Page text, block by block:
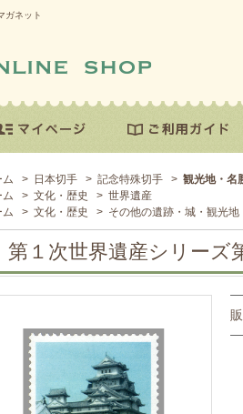
ガネット
ム > 日本切手 > 記念特殊切手 > 観光地・名
ム
> 文化・歴史 > 世界遺産
ム
> 文化・歴史 > その他の遺跡・城・観光地
第１次世界遺産シリー